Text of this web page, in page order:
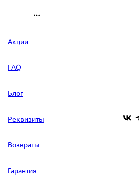
Акции
FAQ
Блог
Реквизиты
Возвраты
Гарантия